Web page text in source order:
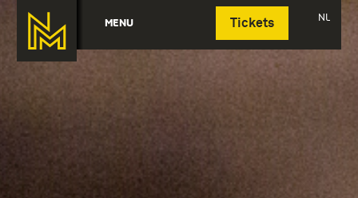
MENU Tickets NL
Deutsch